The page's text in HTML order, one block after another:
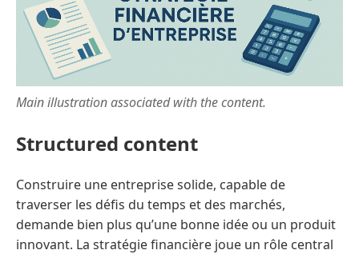
Main illustration associated with the content.
Structured content
Construire une entreprise solide, capable de
traverser les défis du temps et des marchés,
demande bien plus qu’une bonne idée ou un produit
innovant. La stratégie financière joue un rôle central